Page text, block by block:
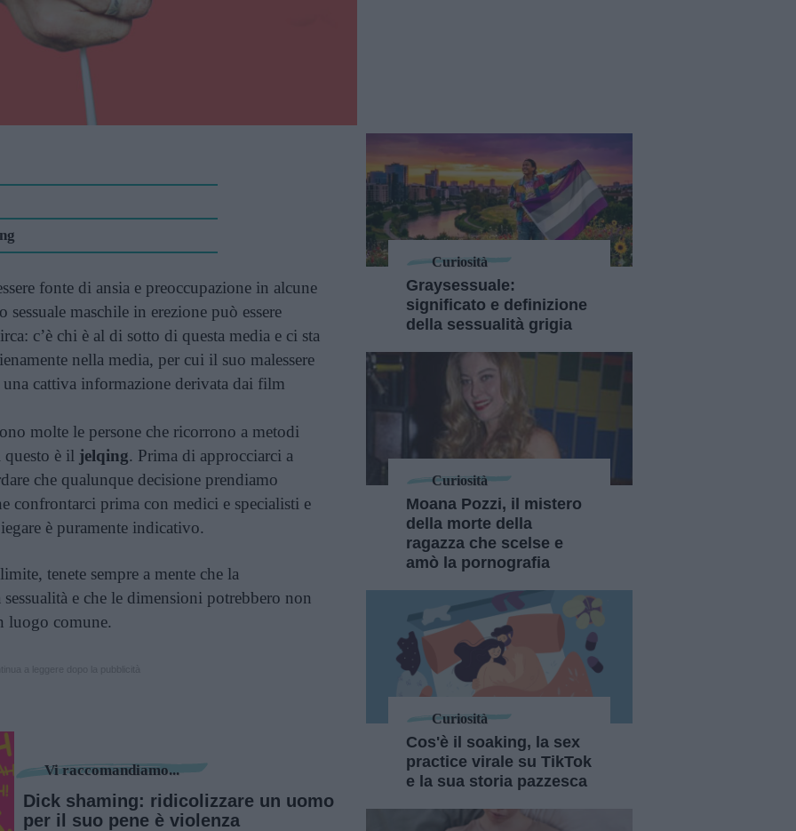
fonte di ansia e preoccupazione in alcune
sessuale maschile in erezione può essere
c’è chi è al di sotto di questa media e ci sta
nella media, per cui il suo malessere
cattiva informazione derivata dai film
molte le persone che ricorrono a metodi
è il jelqing. Prima di approcciarci a
che qualunque decisione prendiamo
confrontarci prima con medici e specialisti e
è puramente indicativo.
tenete sempre a mente che la
e che le dimensioni potrebbero non
luogo comune.
Vi raccomandiamo...
Dick shaming: ridicolizzare un uomo
per il suo pene è violenza
Curiosità
Graysessuale:
significato e definizione
della sessualità grigia
Curiosità
Moana Pozzi, il mistero
della morte della
ragazza che scelse e
amò la pornografia
Curiosità
Cos'è il soaking, la sex
practice virale su TikTok
e la sua storia pazzesca